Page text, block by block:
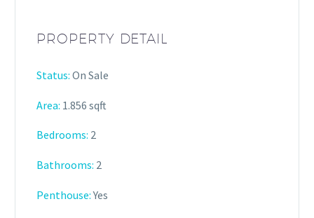
PROPERTY DETAIL
Status: On Sale
Area: 1.856 sqft
Bedrooms: 2
Bathrooms: 2
Penthouse:Yes